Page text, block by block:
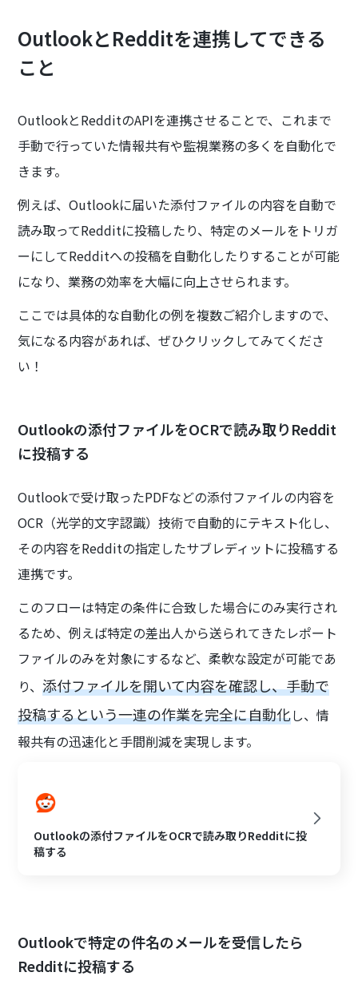
OutlookとRedditを連携してできる
こと
OutlookとRedditのAPIを連携させることで、これまで
手動で行っていた情報共有や監視業務の多くを自動化で
きます。
例えば、Outlookに届いた添付ファイルの内容を自動で
読み取ってRedditに投稿したり、特定のメールをトリガ
ーにしてRedditへの投稿を自動化したりすることが可能
になり、業務の効率を大幅に向上させられます。
ここでは具体的な自動化の例を複数ご紹介しますので、
気になる内容があれば、ぜひクリックしてみてくださ
い！
Outlookの添付ファイルをOCRで読み取りReddit
に投稿する
Outlookで受け取ったPDFなどの添付ファイルの内容を
OCR（光学的文字認識）技術で自動的にテキスト化し、
その内容をRedditの指定したサブレディットに投稿する
連携です。
このフローは特定の条件に合致した場合にのみ実行され
るため、例えば特定の差出人から送られてきたレポート
ファイルのみを対象にするなど、柔軟な設定が可能であ
り、添付ファイルを開いて内容を確認し、手動で
投稿するという一連の作業を完全に自動化し、情
報共有の迅速化と手間削減を実現します。
Outlookの添付ファイルをOCRで読み取りRedditに投
稿する
Outlookで特定の件名のメールを受信したら
Redditに投稿する